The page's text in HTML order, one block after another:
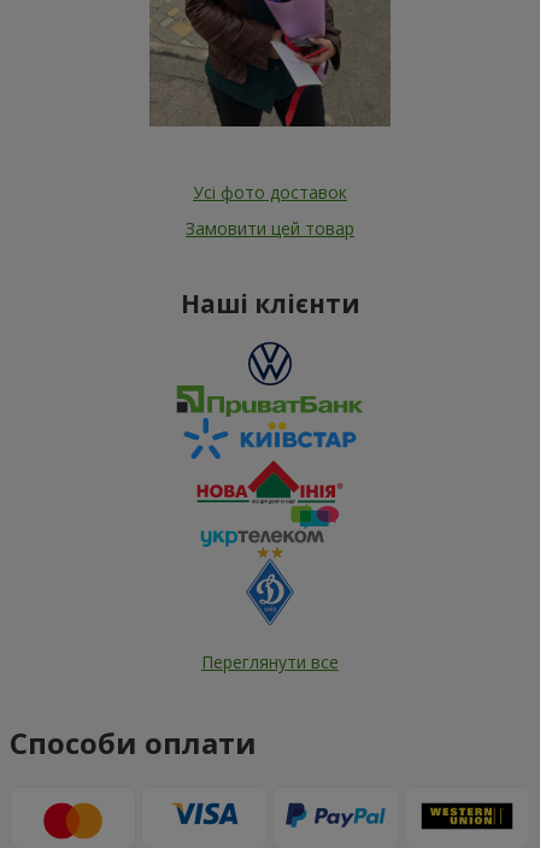
Усі фото доставок
Замовити цей товар
Наші клієнти
Переглянути все
Способи оплати